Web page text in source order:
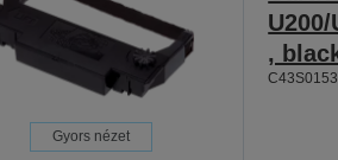
Gyors nézet
U200/
,